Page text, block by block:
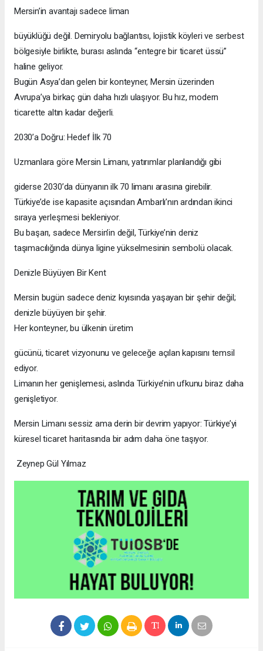
Mersin’in avantajı sadece liman
büyüklüğü değil. Demiryolu bağlantısı, lojistik köyleri ve serbest
bölgesiyle birlikte, burası aslında “entegre bir ticaret üssü”
haline geliyor.
Bugün Asya’dan gelen bir konteyner, Mersin üzerinden
Avrupa’ya birkaç gün daha hızlı ulaşıyor. Bu hız, modern
ticarette altın kadar değerli.
2030’a Doğru: Hedef İlk 70
Uzmanlara göre Mersin Limanı, yatırımlar planlandığı gibi
giderse 2030’da dünyanın ilk 70 limanı arasına girebilir.
Türkiye’de ise kapasite açısından Ambarlı’nın ardından ikinci
sıraya yerleşmesi bekleniyor.
Bu başarı, sadece Mersin’in değil, Türkiye’nin deniz
taşımacılığında dünya ligine yükselmesinin sembolü olacak.
Denizle Büyüyen Bir Kent
Mersin bugün sadece deniz kıyısında yaşayan bir şehir değil;
denizle büyüyen bir şehir.
Her konteyner, bu ülkenin üretim
gücünü, ticaret vizyonunu ve geleceğe açılan kapısını temsil
ediyor.
Limanın her genişlemesi, aslında Türkiye’nin ufkunu biraz daha
genişletiyor.
Mersin Limanı sessiz ama derin bir devrim yapıyor: Türkiye’yi
küresel ticaret haritasında bir adım daha öne taşıyor.
Zeynep Gül Yılmaz